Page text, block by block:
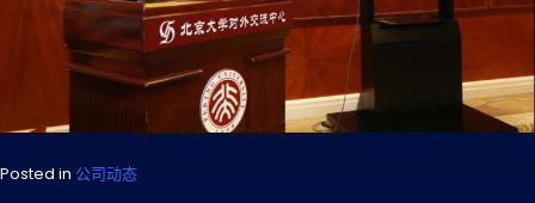
Posted in 公司动态